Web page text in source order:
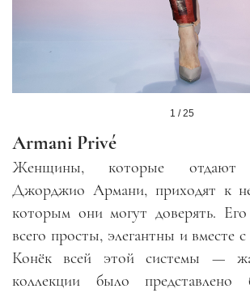
1 / 25
Armani Privé
Женщины, которые отдают
Джорджио Армани, приходят к
которым они могут доверять.
всего просты, элегантны и вместе
Конёк всей этой системы —
коллекции было